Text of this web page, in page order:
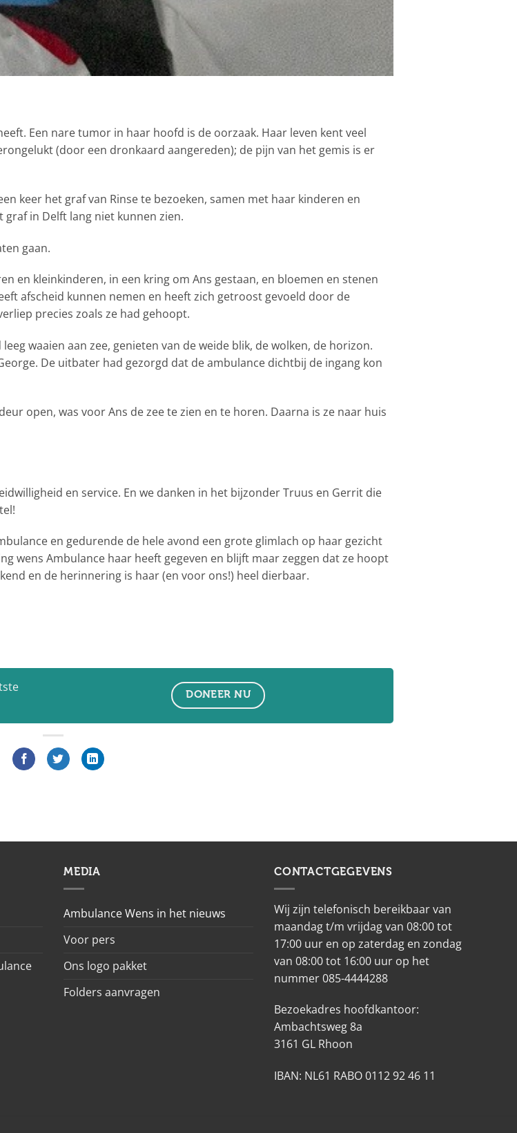
Een nare tumor in haar hoofd is de oorzaak. Haar leven kent veel
(door een dronkaard aangereden); de pijn van het gemis is er
keer het graf van Rinse te bezoeken, samen met haar kinderen en
in Delft lang niet kunnen zien.
gaan.
en kleinkinderen, in een kring om Ans gestaan, en bloemen en stenen
afscheid kunnen nemen en heeft zich getroost gevoeld door de
precies zoals ze had gehoopt.
waaien aan zee, genieten van de weide blik, de wolken, de horizon.
De uitbater had gezorgd dat de ambulance dichtbij de ingang kon
open, was voor Ans de zee te zien en te horen. Daarna is ze naar huis
en service. En we danken in het bijzonder Truus en Gerrit die
en gedurende de hele avond een grote glimlach op haar gezicht
wens Ambulance haar heeft gegeven en blijft maar zeggen dat ze hoopt
en de herinnering is haar (en voor ons!) heel dierbaar.
DONEER NU
MEDIA
Ambulance Wens in het nieuws
Voor pers
Ons logo pakket
Folders aanvragen
CONTACTGEGEVENS
Wij zijn telefonisch bereikbaar van
maandag t/m vrijdag van 08:00 tot
17:00 uur en op zaterdag en zondag
van 08:00 tot 16:00 uur op het
nummer 085-4444288
Bezoekadres hoofdkantoor:
Ambachtsweg 8a
3161 GL Rhoon
IBAN: NL61 RABO 0112 92 46 11